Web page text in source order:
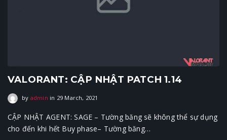
VALORANT: CẬP NHẬT PATCH 1.14
by admin in 29 March, 2021
CẬP NHẬT AGENT: SAGE – Tường băng sẽ không thể sự dụng
cho đến khi hết Buy phase– Tường băng…